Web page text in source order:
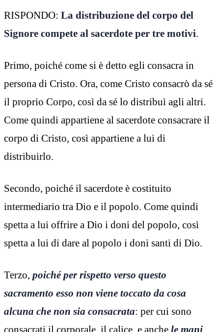
RISPONDO: La distribuzione del corpo del
Signore compete al sacerdote per tre motivi.
Primo, poiché come si è detto egli consacra in
persona di Cristo. Ora, come Cristo consacrò da sé
il proprio Corpo, così da sé lo distribuì agli altri.
Come quindi appartiene al sacerdote consacrare il
corpo di Cristo, così appartiene a lui di
distribuirlo.
Secondo, poiché il sacerdote è costituito
intermediario tra Dio e il popolo. Come quindi
spetta a lui offrire a Dio i doni del popolo, così
spetta a lui di dare al popolo i doni santi di Dio.
Terzo, poiché per rispetto verso questo
sacramento esso non viene toccato da cosa
alcuna che non sia consacrata: per cui sono
consacrati il corporale, il calice, e anche le mani